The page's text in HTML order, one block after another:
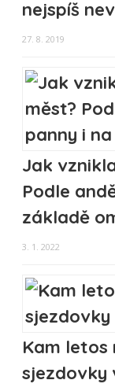
nejspíš
27. 8. 2019
Jak
Podle
základě
3. 1. 2022
Kam letos
sjezdovky